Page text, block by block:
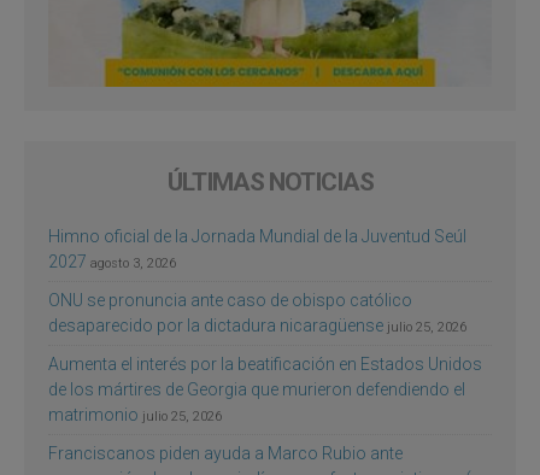
ÚLTIMAS NOTICIAS
Himno oficial de la Jornada Mundial de la Juventud Seúl
2027 agosto 3, 2026
ONU se pronuncia ante caso de obispo católico
desaparecido por la dictadura nicaragüense julio 25, 2026
Aumenta el interés por la beatificación en Estados Unidos
de los mártires de Georgia que murieron defendiendo el
matrimonio julio 25, 2026
Franciscanos piden ayuda a Marco Rubio ante